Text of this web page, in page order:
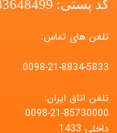
کد پستی: 1583648499
تلفن های تماس:
0098-21-8834-5833
تلفن اتاق ایران:
0098-21-85730000
داخلی 1433